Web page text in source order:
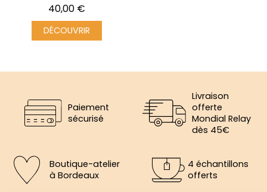
Prix
40,00 €
DÉCOUVRIR
Paiement
sécurisé
Livraison
offerte
Mondial Relay
dès 45€
Boutique-atelier
à Bordeaux
4 échantillons
offerts